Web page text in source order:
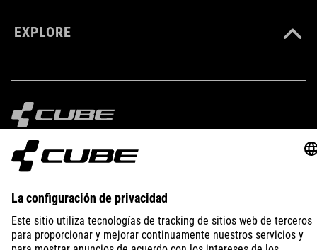
CM 22.5-31.5
EXPLORE
IMPRINT PRIVACY EU DATA ACT
SPAIN FRANÇAIS